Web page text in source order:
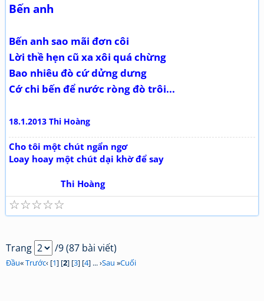
Bến anh
Bến anh sao mãi đơn côi
Lời thề hẹn cũ xa xôi quá chừng
Bao nhiêu đò cứ dửng dưng
Cớ chi bến để nước ròng đò trôi...
18.1.2013 Thi Hoàng
Cho tôi một chút ngẩn ngơ
Loay hoay một chút dại khờ để say
Thi Hoàng
☆
☆
☆
☆
☆
Trang /9 (87 bài viết)
Đầu«Trước‹ [1] [2] [3] [4] ... ›Sau »Cuối